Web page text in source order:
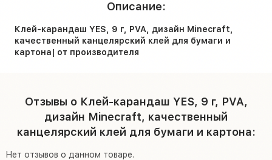
Описание:
Клей-карандаш YES, 9 г, PVA, дизайн Minecraft,
качественный канцелярский клей для бумаги и
картона| от производителя
Отзывы о Клей-карандаш YES, 9 г, PVA,
дизайн Minecraft, качественный
канцелярский клей для бумаги и картона:
Нет отзывов о данном товаре.